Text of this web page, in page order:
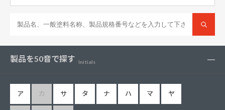
製品を50音で探す Initials
ア カ サ タ ナ ハ マ ヤ